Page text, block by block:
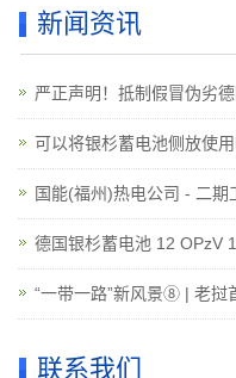
新闻资讯
严正声明！抵制假冒伪劣
可以将银杉蓄电池侧放使
国能(福州)热电公司 - 二期
德国银杉蓄电池 12 OPzV
“一带一路”新风景⑧ | 老挝
联系我们